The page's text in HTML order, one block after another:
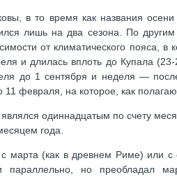
в то время как названия
лишь на два сезона. По
от климатического пояса, в
и длилась вплоть до Купала
до 1 сентября и неделя —
февраля, на которое, как
одиннадцатым по счету
года.
марта (как в древнем Риме) или с
параллельно, но преобладал